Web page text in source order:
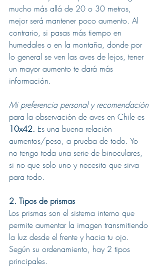
mucho más allá de 20 o 30 metros,
mejor será mantener poco aumento. Al
contrario, si pasas más tiempo en
humedales o en la montaña, donde por
lo general se ven las aves de lejos, tener
un mayor aumento te dará más
información.
Mi preferencia personal y recomendación
para la observación de aves en Chile es
10x42. Es una buena relación
aumentos/peso, a prueba de todo. Yo
no tengo toda una serie de binoculares,
si no que solo uno y necesito que sirva
para todo.
2. Tipos de prismas
Los prismas son el sistema interno que
permite aumentar la imagen transmitiendo
la luz desde el frente y hacia tu ojo.
Según su ordenamiento, hay 2 tipos
principales.